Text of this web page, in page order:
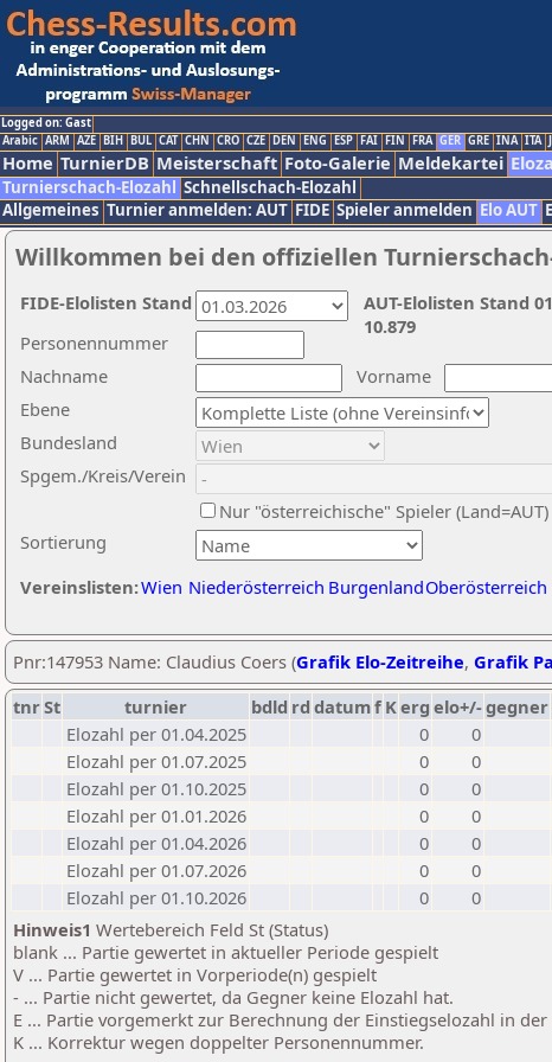
Logged on: Gast
Arabic ARM AZE BIH BUL CAT CHN CRO CZE DEN ENG ESP FAI FIN FRA GER GRE INA ITA
Home TurnierDB Meisterschaft Foto-Galerie Meldekartei
Turnierschach-Elozahl Schnellschach-Elozahl
Allgemeines Turnier anmelden: AUT FIDE Spieler anmelden Elo AUT
Willkommen bei den offiziellen
Nachname
Vorname
Ebene
Sortierung
Personennummer
Bundesland
Spgem./Kreis/Verein
Nur "österreichische" Spieler (Land=AUT)
Vereinslisten:Wien Niederösterreich BurgenlandOberösterreich
AUT-Elolisten Stand
10.879
FIDE-Elolisten Stand
Pnr:147953 Name: Claudius Coers (Grafik Elo-Zeitreihe, Grafik
tnrSt turnier bdld rd datumf Kerg elo+/-gegner
Elozahl per 01.04.2025
0
0
Elozahl per 01.07.2025
0
0
Elozahl per 01.10.2025
0
0
Elozahl per 01.01.2026
0
0
Elozahl per 01.04.2026
0
0
Elozahl per 01.07.2026
0
0
Elozahl per 01.10.2026
0
0
Hinweis1 Wertebereich Feld St (Status)
blank ... Partie gewertet in aktueller Periode gespielt
V ... Partie gewertet in Vorperiode(n) gespielt
- ... Partie nicht gewertet, da Gegner keine Elozahl hat.
E ... Partie vorgemerkt zur Berechnung der Einstiegselozahl in
K ... Korrektur wegen doppelter Personennummer.